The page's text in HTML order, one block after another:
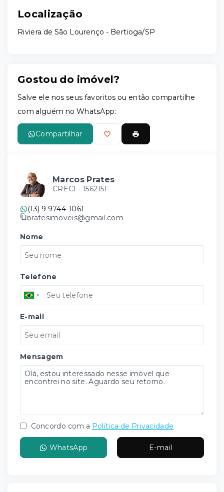
Localização
Riviera de São Lourenço - Bertioga/SP
Gostou do imóvel?
Salve ele nos seus favoritos ou então compartilhe
com alguém no WhatsApp:
Compartilhar
Marcos Prates
CRECI - 156215F
(13) 9 9744-1061
pratesimoveis@gmail.com
Nome
Telefone
E-mail
Mensagem
Concordo com a Política de Privacidade
WhatsApp E-mail